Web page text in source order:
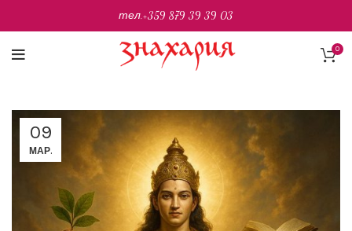
0
09
МАР.
тел.+359 879 39 39 03